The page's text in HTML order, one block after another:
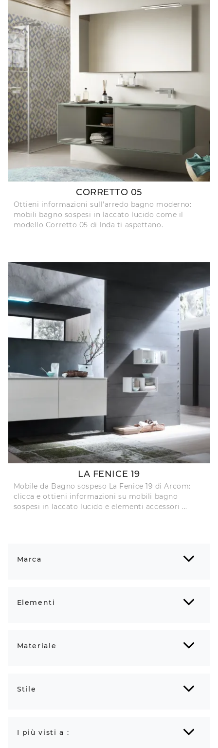
Marca
Elementi
Materiale
Stile
I più visti a :
CORRETTO 05
Ottieni informazioni sull'arredo bagno moderno:
mobili bagno sospesi in laccato lucido come il
modello Corretto 05 di Inda ti aspettano.
LA FENICE 19
Mobile da Bagno sospeso La Fenice 19 di Arcom:
clicca e ottieni informazioni su mobili bagno
sospesi in laccato lucido e elementi accessori ...